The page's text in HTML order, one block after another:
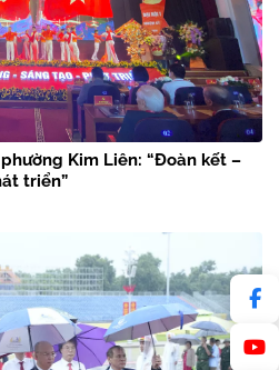
Kim Liên: “Đoàn kết –
triển”